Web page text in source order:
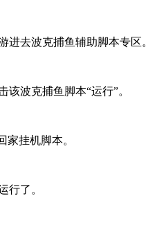
去波克捕鱼辅助脚本专区。
波克捕鱼脚本“运行”。
挂机脚本。
行了。